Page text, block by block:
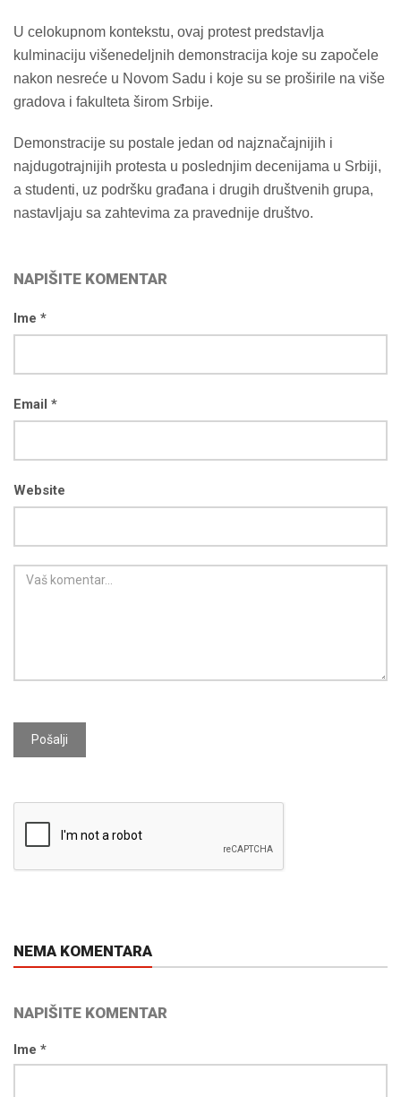
U celokupnom kontekstu, ovaj protest predstavlja
kulminaciju višenedeljnih demonstracija koje su započele
nakon nesreće u Novom Sadu i koje su se proširile na više
gradova i fakulteta širom Srbije.
Demonstracije su postale jedan od najznačajnijih i
najdugotrajnijih protesta u poslednjim decenijama u Srbiji,
a studenti, uz podršku građana i drugih društvenih grupa,
nastavljaju sa zahtevima za pravednije društvo.
NAPIŠITE KOMENTAR
Ime *
Email *
Website
Pošalji
NEMA KOMENTARA
NAPIŠITE KOMENTAR
Ime *